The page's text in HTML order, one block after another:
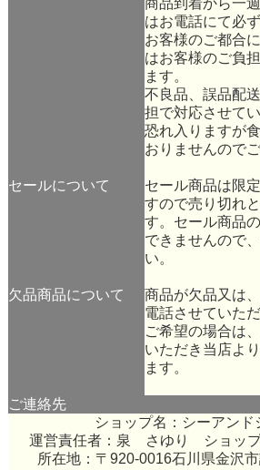
商品到着から一
はお電話にて必
お客様のご都合
はお客様のご負
ます。
不良品、誤品配
担で対応させて
恐れ入りますが
おりませんので
セールについて
セール商品は限
すので売り切れ
す。セール商品
できませんので
い。
欠品商品について
商品が欠品又は
電話させていた
ご希望の場合は
いただき当店よ
ます。
ご連絡先
ショップ名：シーアンド
運営責任者：泉 さゆり ショッ
所在地：〒920-0016石川県金沢